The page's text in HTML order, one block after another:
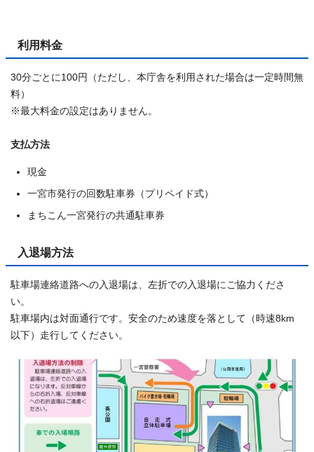
利用料金
30分ごとに100円（ただし、本庁舎を利用された場合は一定時間無
料）
※最大料金の設定はありません。
支払方法
現金
一宮市発行の回数駐車券（プリペイド式）
まちこん一宮発行の共通駐車券
入退場方法
駐車場連絡道路への入退場は、左折での入退場にご協力くださ
い。
駐車場内は対面通行です。安全のため速度を落として（時速8km
以下）走行してください。